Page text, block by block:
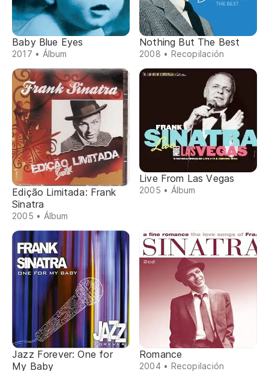
Baby Blue Eyes
2017 • Álbum
Nothing But The Best
2008 • Recopilación
Edição Limitada: Frank
Sinatra
2005 • Álbum
Live From Las Vegas
2005 • Álbum
Jazz Forever: One for
My Baby
Romance
2004 • Recopilación